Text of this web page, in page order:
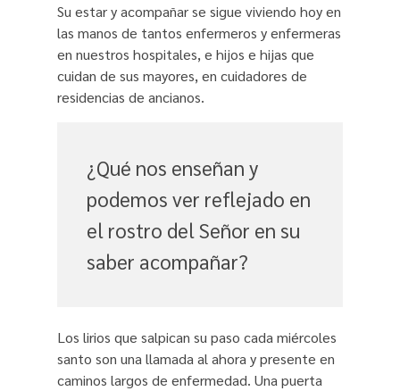
Su estar y acompañar se sigue viviendo hoy en
las manos de tantos enfermeros y enfermeras
en nuestros hospitales, e hijos e hijas que
cuidan de sus mayores, en cuidadores de
residencias de ancianos.
¿Qué nos enseñan y
podemos ver reflejado en
el rostro del Señor en su
saber acompañar?
Los lirios que salpican su paso cada miércoles
santo son una llamada al ahora y presente en
caminos largos de enfermedad. Una puerta